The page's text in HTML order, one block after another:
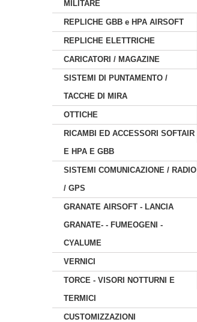
MILITARE
REPLICHE GBB e HPA AIRSOFT
REPLICHE ELETTRICHE
CARICATORI / MAGAZINE
SISTEMI DI PUNTAMENTO /
TACCHE DI MIRA
OTTICHE
RICAMBI ED ACCESSORI SOFTAIR
E HPA E GBB
SISTEMI COMUNICAZIONE / RADIO
/ GPS
GRANATE AIRSOFT - LANCIA
GRANATE- - FUMEOGENI -
CYALUME
VERNICI
TORCE - VISORI NOTTURNI E
TERMICI
CUSTOMIZZAZIONI